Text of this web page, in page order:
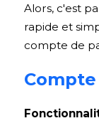
Alors, c'est
rapide et
compte de